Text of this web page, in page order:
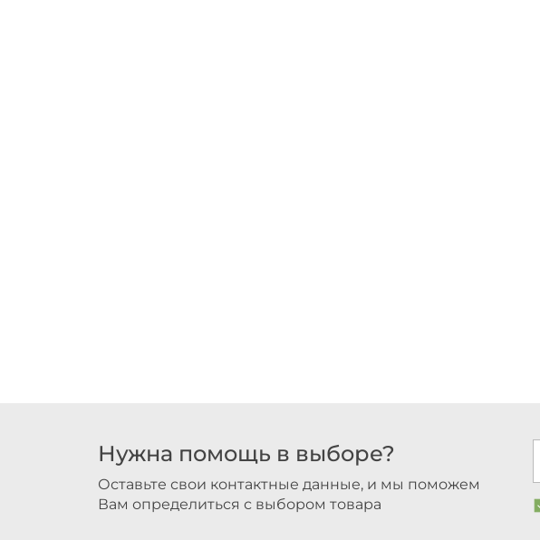
Нужна помощь в выборе?
Оставьте свои контактные данные, и мы поможем
Вам определиться с выбором товара